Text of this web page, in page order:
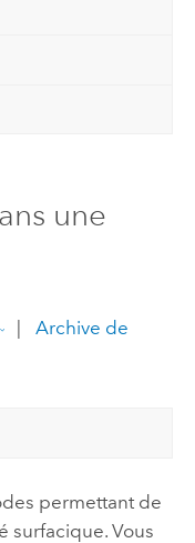
une
Archive de
permettant de
surfacique. Vous